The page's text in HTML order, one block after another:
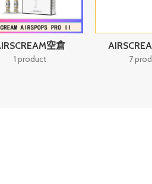
空倉
1 product 7